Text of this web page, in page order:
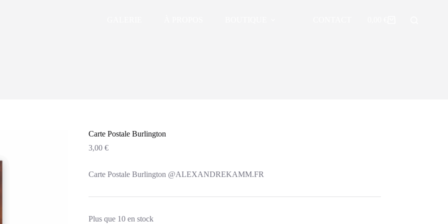
Carte Postale Burlington
3,00 €
Carte Postale Burlington @ALEXANDREKAMM.FR
Plus que 10 en stock